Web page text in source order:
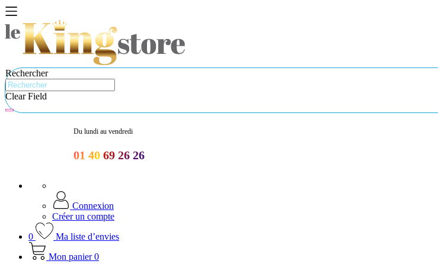
Rechercher
Clear Field
Du lundi au vendredi
01 40 69 26 26
Connexion
Créer un compte
0
Ma liste d’envies
Mon panier 0